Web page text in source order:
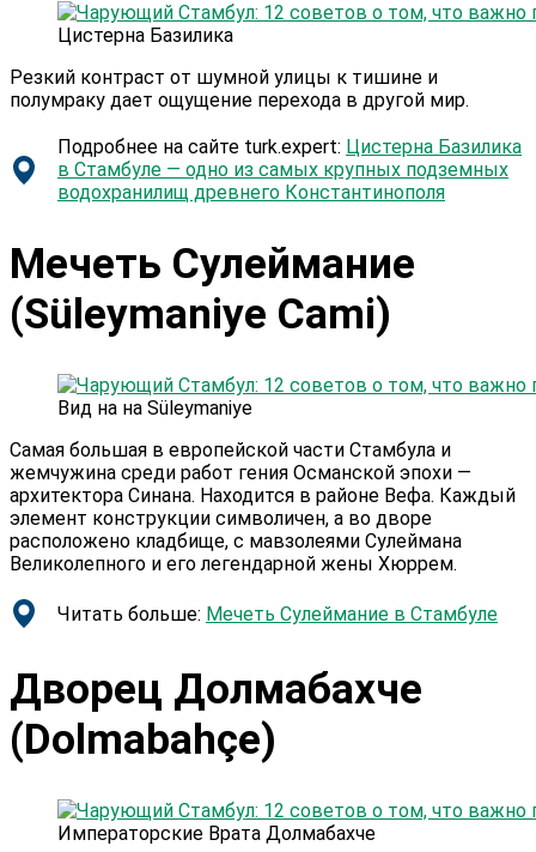
Цистерна Базилика
Резкий контраст от шумной улицы к тишине и
полумраку дает ощущение перехода в другой мир.
Подробнее на сайте turk.expert: Цистерна Базилика
в Стамбуле — одно из самых крупных подземных
водохранилищ древнего Константинополя
Мечеть Сулеймание
(Süleymaniye Cami)
Вид на на Süleymaniye
Самая большая в европейской части Стамбула и
жемчужина среди работ гения Османской эпохи —
архитектора Синана. Находится в районе Вефа. Каждый
элемент конструкции символичен, а во дворе
расположено кладбище, с мавзолеями Сулеймана
Великолепного и его легендарной жены Хюррем.
Читать больше: Мечеть Сулеймание в Стамбуле
Дворец Долмабахче
(Dolmabahçe)
Императорские Врата Долмабахче